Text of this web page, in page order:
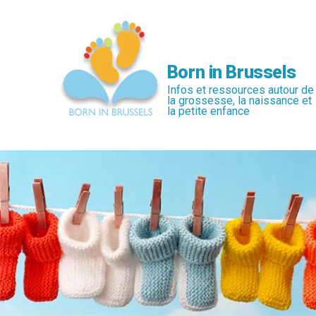
Born in Brussels
Infos et ressources autour de
la grossesse, la naissance et
la petite enfance